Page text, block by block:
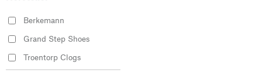
47
Berkemann
Grand Step Shoes
Troentorp Clogs